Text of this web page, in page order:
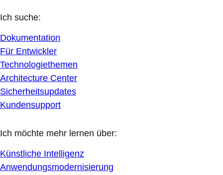
Ich suche:
Dokumentation
Für Entwickler
Technologiethemen
Architecture Center
Sicherheitsupdates
Kundensupport
Ich möchte mehr lernen über:
Künstliche Intelligenz
Anwendungsmodernisierung